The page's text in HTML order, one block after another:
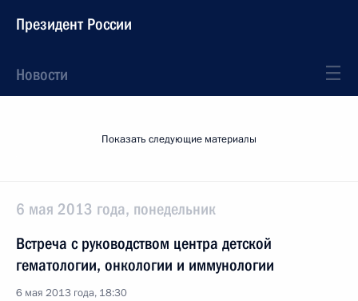
Президент России
Новости
Показать следующие материалы
6 мая 2013 года, понедельник
Встреча с руководством центра детской
гематологии, онкологии и иммунологии
6 мая 2013 года, 18:30